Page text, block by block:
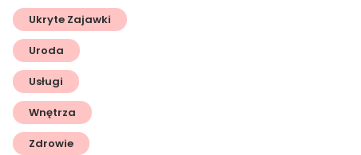
Ukryte Zajawki
Uroda
Usługi
Wnętrza
Zdrowie